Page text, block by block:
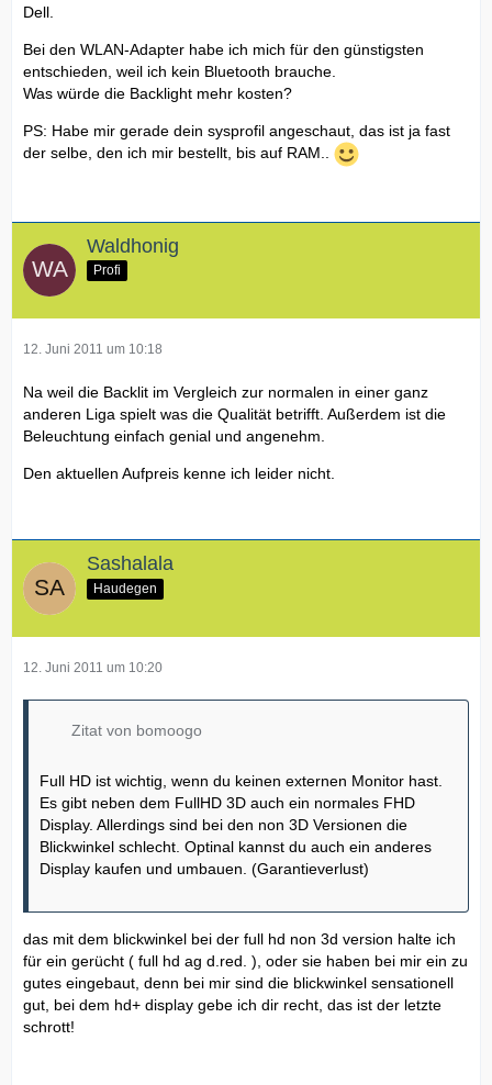
Dell.
Bei den WLAN-Adapter habe ich mich für den günstigsten
entschieden, weil ich kein Bluetooth brauche.
Was würde die Backlight mehr kosten?
PS: Habe mir gerade dein sysprofil angeschaut, das ist ja fast
der selbe, den ich mir bestellt, bis auf RAM..
Waldhonig
Profi
12. Juni 2011 um 10:18
Na weil die Backlit im Vergleich zur normalen in einer ganz
anderen Liga spielt was die Qualität betrifft. Außerdem ist die
Beleuchtung einfach genial und angenehm.
Den aktuellen Aufpreis kenne ich leider nicht.
Sashalala
Haudegen
12. Juni 2011 um 10:20
Zitat von bomoogo
Full HD ist wichtig, wenn du keinen externen Monitor hast.
Es gibt neben dem FullHD 3D auch ein normales FHD
Display. Allerdings sind bei den non 3D Versionen die
Blickwinkel schlecht. Optinal kannst du auch ein anderes
Display kaufen und umbauen. (Garantieverlust)
das mit dem blickwinkel bei der full hd non 3d version halte ich
für ein gerücht ( full hd ag d.red. ), oder sie haben bei mir ein zu
gutes eingebaut, denn bei mir sind die blickwinkel sensationell
gut, bei dem hd+ display gebe ich dir recht, das ist der letzte
schrott!